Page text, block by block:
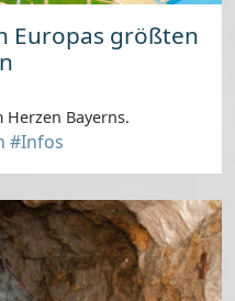
Europas größten
Bayerns.
#Infos